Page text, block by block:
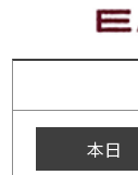
本日